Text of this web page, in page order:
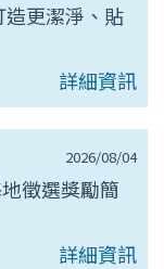
造更潔淨、貼
詳細資訊
2026/08/04
徵選獎勵簡
詳細資訊